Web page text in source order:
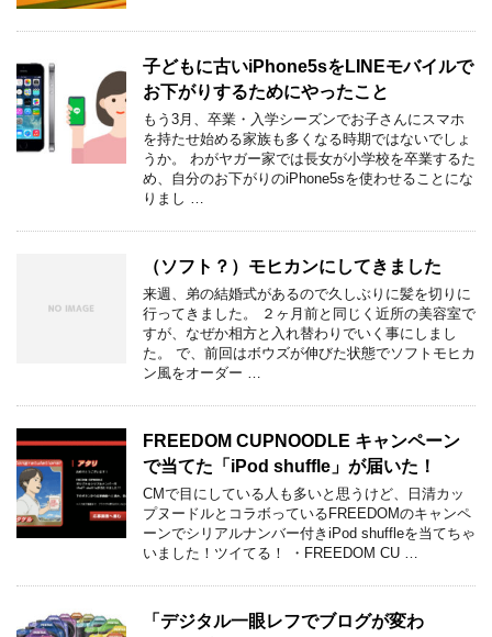
子どもに古いiPhone5sをLINEモバイルで
お下がりするためにやったこと
もう3月、卒業・入学シーズンでお子さんにスマホ
を持たせ始める家族も多くなる時期ではないでしょ
うか。 わがヤガー家では長女が小学校を卒業するた
め、自分のお下がりのiPhone5sを使わせることにな
りまし …
（ソフト？）モヒカンにしてきました
来週、弟の結婚式があるので久しぶりに髪を切りに
行ってきました。 ２ヶ月前と同じく近所の美容室で
すが、なぜか相方と入れ替わりでいく事にしまし
た。 で、前回はボウズが伸びた状態でソフトモヒカ
ン風をオーダー …
FREEDOM CUPNOODLE キャンペーン
で当てた「iPod shuffle」が届いた！
CMで目にしている人も多いと思うけど、日清カッ
プヌードルとコラボっているFREEDOMのキャンペ
ーンでシリアルナンバー付きiPod shuffleを当てちゃ
いました！ツイてる！ ・FREEDOM CU …
「デジタル一眼レフでブログが変わ